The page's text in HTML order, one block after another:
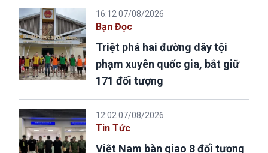
16:12 07/08/2026
Bạn Đọc
Triệt phá hai đường dây tội
phạm xuyên quốc gia, bắt giữ
171 đối tượng
12:02 07/08/2026
Tin Tức
Việt Nam bàn giao 8 đối tượng